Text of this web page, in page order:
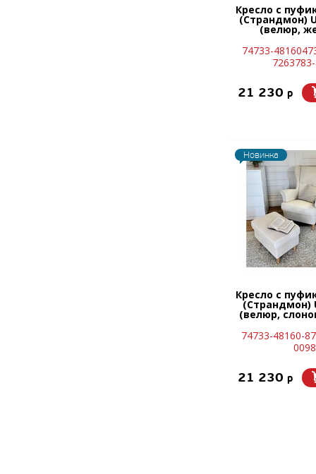
Кресло с
(Страндмон)
(велюр,
74733-
21 230 p
Новинка
Кресло с
(Страндмон)
(велюр,
74733-48160-
0098
21 230 p